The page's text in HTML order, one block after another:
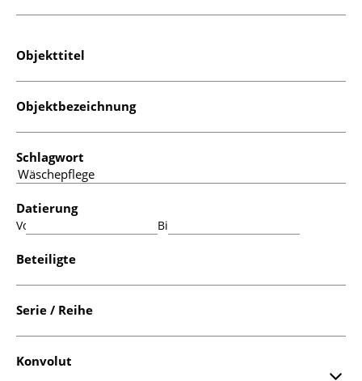
Objekttitel
Objektbezeichnung
Schlagwort
Datierung
Von: Bis:
Beteiligte
Serie / Reihe
Konvolut